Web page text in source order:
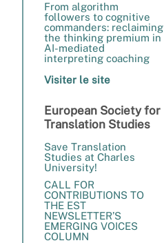
From algorithm
followers to cognitive
commanders: reclaiming
the thinking premium in
AI-mediated
interpreting coaching
Visiter le site
European Society for
Translation Studies
Save Translation
Studies at Charles
University!
CALL FOR
CONTRIBUTIONS TO
THE EST
NEWSLETTER’S
EMERGING VOICES
COLUMN